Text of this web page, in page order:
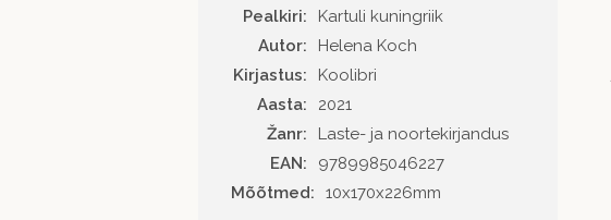
Pealkiri:
Kartuli kuningriik
Autor
Helena Koch
Kirjastus
Koolibri
Aasta
2021
Žanr
Laste- ja noortekirjandus
EAN
9789985046227
Mõõtmed:
10x170x226mm